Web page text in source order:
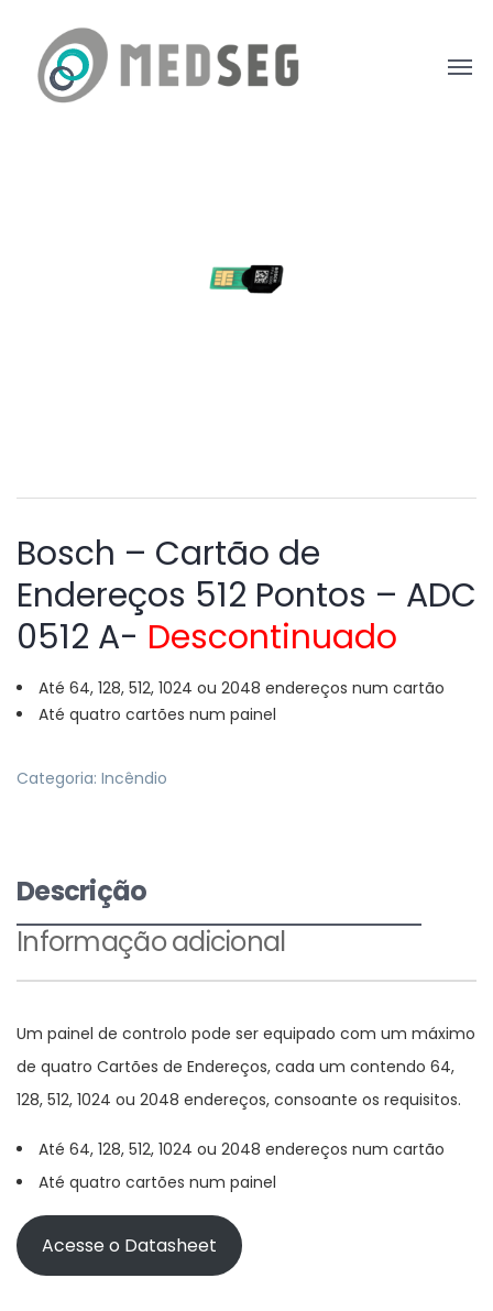
Bosch – Cartão de
Endereços 512 Pontos – ADC
0512 A- Descontinuado
Até 64, 128, 512, 1024 ou 2048 endereços num cartão
Até quatro cartões num painel
Categoria: Incêndio
Descrição
Informação adicional
Um painel de controlo pode ser equipado com um máximo
de quatro Cartões de Endereços, cada um contendo 64,
128, 512, 1024 ou 2048 endereços, consoante os requisitos.
Até 64, 128, 512, 1024 ou 2048 endereços num cartão
Até quatro cartões num painel
Acesse o Datasheet